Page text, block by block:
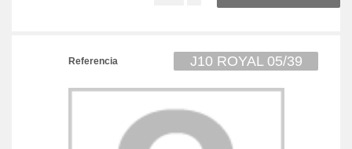
Referencia J10 ROYAL 05/39